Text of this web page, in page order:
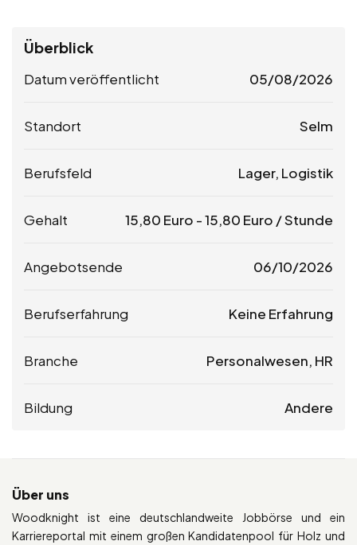
Überblick
Datum veröffentlicht 05/08/2026
Standort Selm
Berufsfeld Lager, Logistik
Gehalt 15,80 Euro -15,80 Euro / Stunde
Angebotsende 06/10/2026
Berufserfahrung Keine Erfahrung
Branche Personalwesen, HR
Bildung Andere
Über uns
Woodknight ist eine deutschlandweite Jobbörse und ein
Karriereportal mit einem großen Kandidatenpool für Holz und